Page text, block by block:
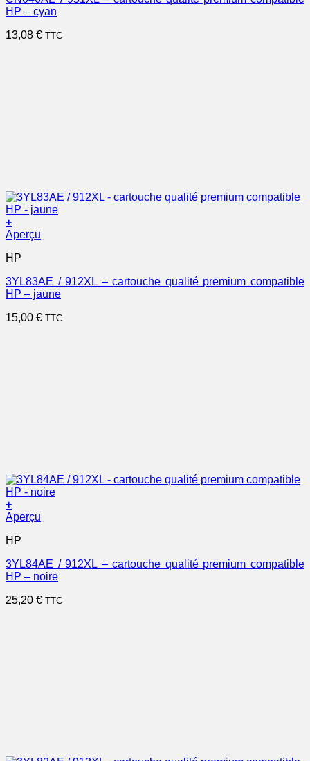
HP – cyan
13,08 € TTC
+
Aperçu
HP
3YL83AE / 912XL – cartouche qualité premium compatible
HP – jaune
15,00 € TTC
+
Aperçu
HP
3YL84AE / 912XL – cartouche qualité premium compatible
HP – noire
25,20 € TTC